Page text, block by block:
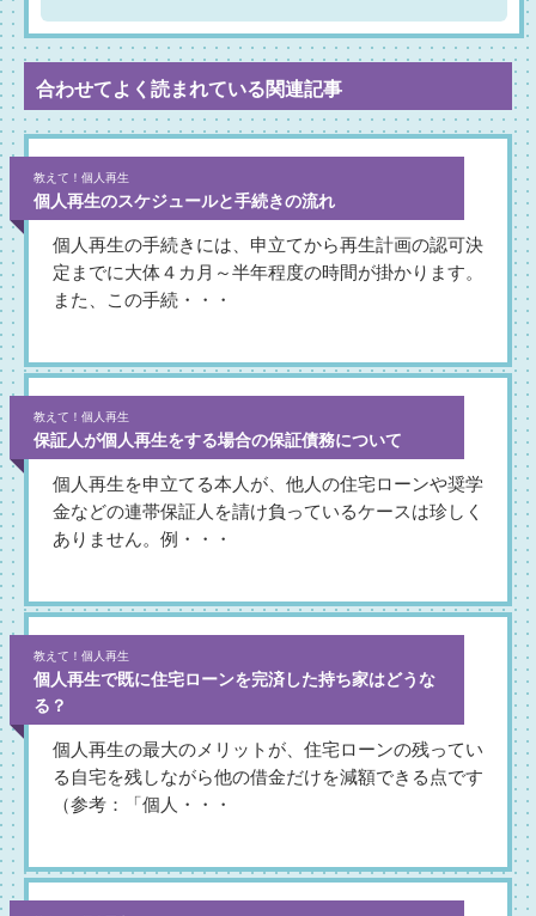
合わせてよく読まれている関連記事
教えて！個人再生
個人再生のスケジュールと手続きの流れ
個人再生の手続きには、申立てから再生計画の認可決
定までに大体４カ月～半年程度の時間が掛かります。
また、この手続・・・
教えて！個人再生
保証人が個人再生をする場合の保証債務について
個人再生を申立てる本人が、他人の住宅ローンや奨学
金などの連帯保証人を請け負っているケースは珍しく
ありません。例・・・
教えて！個人再生
個人再生で既に住宅ローンを完済した持ち家はどうな
る？
個人再生の最大のメリットが、住宅ローンの残ってい
る自宅を残しながら他の借金だけを減額できる点です
（参考：「個人・・・